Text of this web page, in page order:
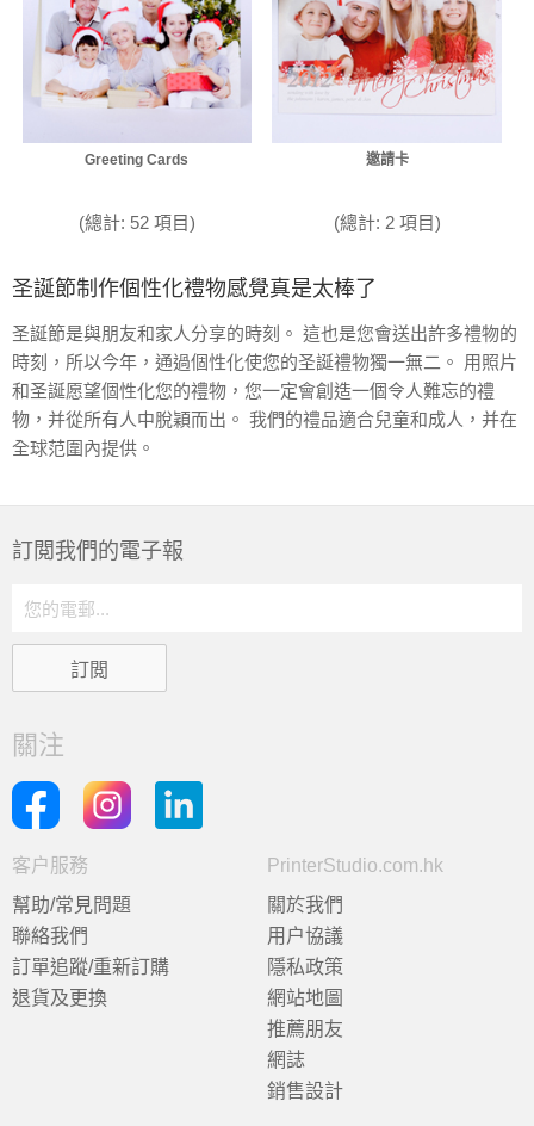
Greeting Cards
(總計: 52 項目)
邀請卡
(總計: 2 項目)
圣誕節制作個性化禮物感覺真是太棒了
圣誕節是與朋友和家人分享的時刻。 這也是您會送出許多禮物的
時刻，所以今年，通過個性化使您的圣誕禮物獨一無二。 用照片
和圣誕愿望個性化您的禮物，您一定會創造一個令人難忘的禮
物，并從所有人中脫穎而出。 我們的禮品適合兒童和成人，并在
全球范圍內提供。
訂閲我們的電子報
關注
客户服務
幫助/常見問題
聯絡我們
訂單追蹤/重新訂購
退貨及更換
PrinterStudio.com.hk
關於我們
用户協議
隱私政策
網站地圖
推薦朋友
網誌
銷售設計